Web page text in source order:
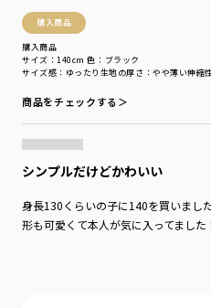
購入商品
購入商品
サイズ感 ：ゆったり 生地の厚さ ：やや薄い伸縮
サイズ：140cm 色：ブラック
商品をチェックする＞
シンプルだけどかわいい
身長130くらいの子に140を買いまし
形も可愛くて本人が気に入ってました
＃drc
＃通園コーデ＃通学コーデ＃小学生
＃プチプラ＃プチプラ子供服＃子供
＃お揃い＃お揃いコーデ
＃ペア＃ペアコーデ
ブランド ／DRC branshes
カテゴリ
／トップス>長袖T
カラー
／パープル